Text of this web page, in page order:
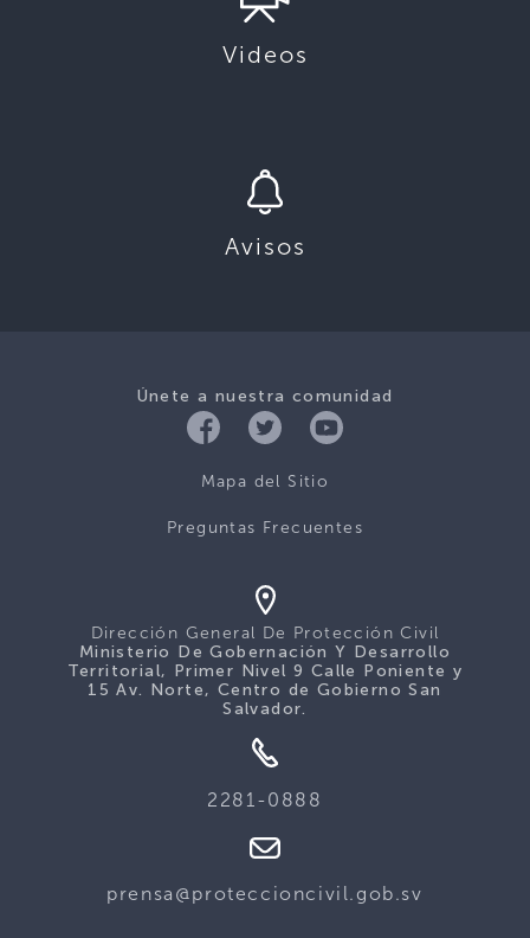
Videos
Avisos
Únete a nuestra comunidad
Mapa del Sitio
Preguntas Frecuentes
Dirección General De Protección Civil
Ministerio De Gobernación Y Desarrollo
Territorial, Primer Nivel 9 Calle Poniente y
15 Av. Norte, Centro de Gobierno San
Salvador.
2281-0888
prensa@proteccioncivil.gob.sv